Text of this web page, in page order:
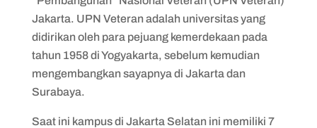
Jakarta. UPN Veteran adalah universitas yang
didirikan oleh para pejuang kemerdekaan pada
tahun 1958 di Yogyakarta, sebelum kemudian
mengembangkan sayapnya di Jakarta dan
Surabaya.
Saat ini kampus di Jakarta Selatan ini memiliki 7